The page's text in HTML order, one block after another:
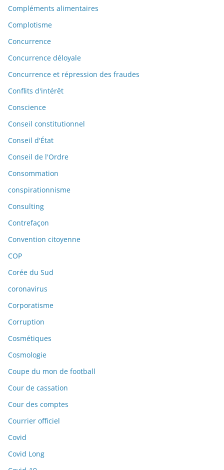
Compléments alimentaires
Complotisme
Concurrence
Concurrence déloyale
Concurrence et répression des fraudes
Conflits d'intérêt
Conscience
Conseil constitutionnel
Conseil d'État
Conseil de l'Ordre
Consommation
conspirationnisme
Consulting
Contrefaçon
Convention citoyenne
COP
Corée du Sud
coronavirus
Corporatisme
Corruption
Cosmétiques
Cosmologie
Coupe du mon de football
Cour de cassation
Cour des comptes
Courrier officiel
Covid
Covid Long